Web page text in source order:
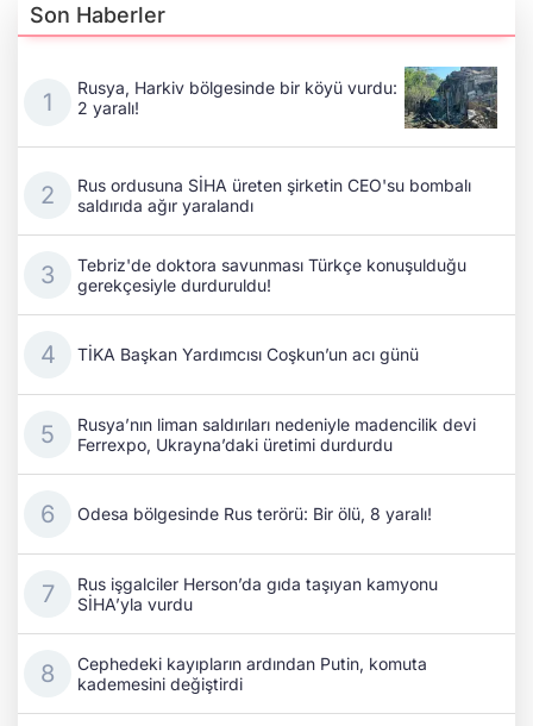
Son Haberler
Rusya, Harkiv bölgesinde bir köyü vurdu:
2 yaralı!
Rus ordusuna SİHA üreten şirketin CEO'su bombalı
saldırıda ağır yaralandı
Tebriz'de doktora savunması Türkçe konuşulduğu
gerekçesiyle durduruldu!
TİKA Başkan Yardımcısı Coşkun’un acı günü
Rusya’nın liman saldırıları nedeniyle madencilik devi
Ferrexpo, Ukrayna’daki üretimi durdurdu
Odesa bölgesinde Rus terörü: Bir ölü, 8 yaralı!
Rus işgalciler Herson’da gıda taşıyan kamyonu
SİHA’yla vurdu
Cephedeki kayıpların ardından Putin, komuta
kademesini değiştirdi